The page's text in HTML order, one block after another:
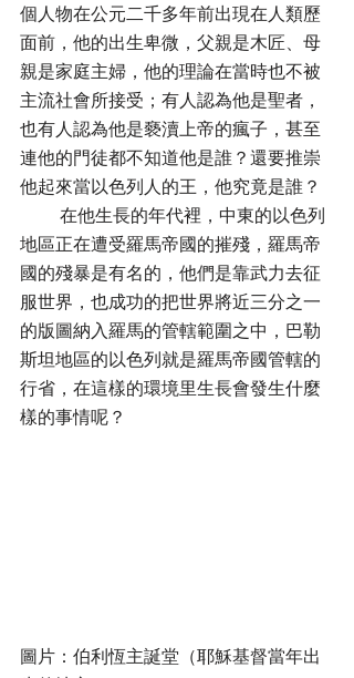
個人物在公元二千多年前出現在人類歷
面前，他的出生卑微，父親是木匠、母
親是家庭主婦，他的理論在當時也不被
主流社會所接受；有人認為他是聖者，
也有人認為他是褻瀆上帝的瘋子，甚至
連他的門徒都不知道他是誰？還要推崇
他起來當以色列人的王，他究竟是誰？
地區正在遭受羅馬帝國的摧殘，羅馬帝
國的殘暴是有名的，他們是靠武力去征
服世界，也成功的把世界將近三分之一
的版圖納入羅馬的管轄範圍之中，巴勒
斯坦地區的以色列就是羅馬帝國管轄的
行省，在這樣的環境里生長會發生什麼
樣的事情呢？
圖片：伯利恆主誕堂（耶穌基督當年出